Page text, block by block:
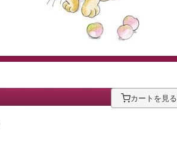
カートを見る